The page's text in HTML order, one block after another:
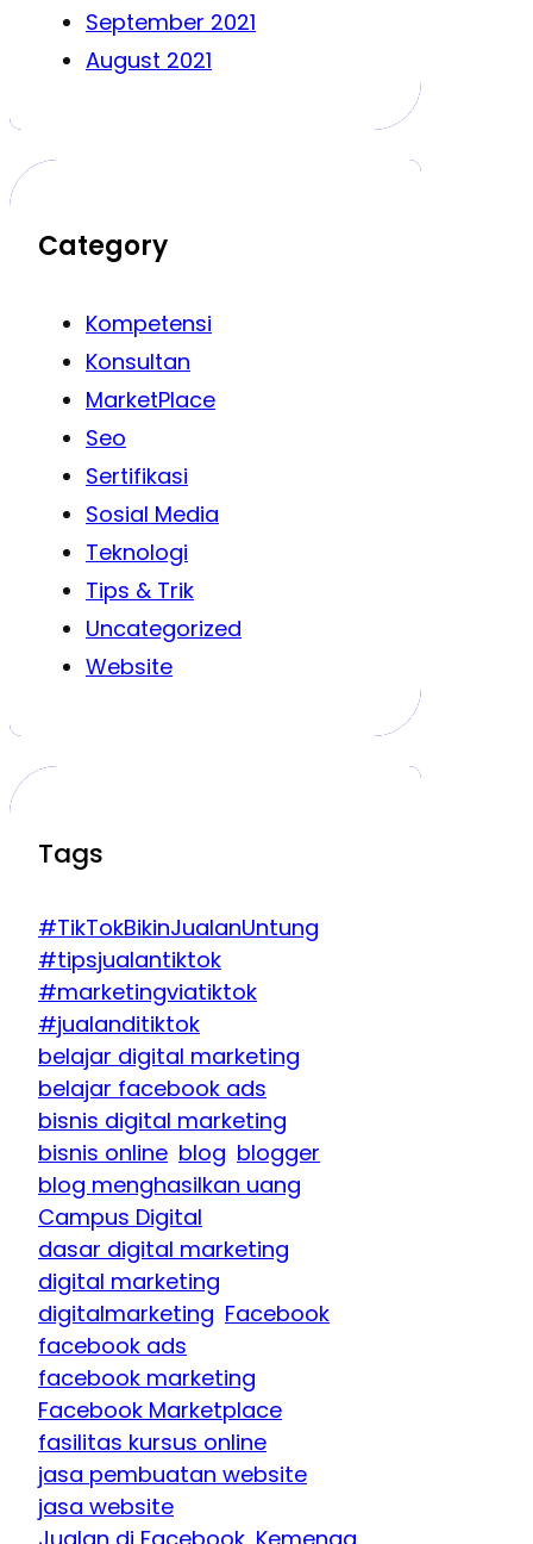
September 2021
August 2021
Category
Kompetensi
Konsultan
MarketPlace
Seo
Sertifikasi
Sosial Media
Teknologi
Tips & Trik
Uncategorized
Website
Tags
#TikTokBikinJualanUntung
#tipsjualantiktok
#marketingviatiktok
#jualanditiktok
belajar digital marketing
belajar facebook ads
bisnis digital marketing
bisnis online blog blogger
blog menghasilkan uang
Campus Digital
dasar digital marketing
digital marketing
digitalmarketing Facebook
facebook ads
facebook marketing
Facebook Marketplace
fasilitas kursus online
jasa pembuatan website
jasa website